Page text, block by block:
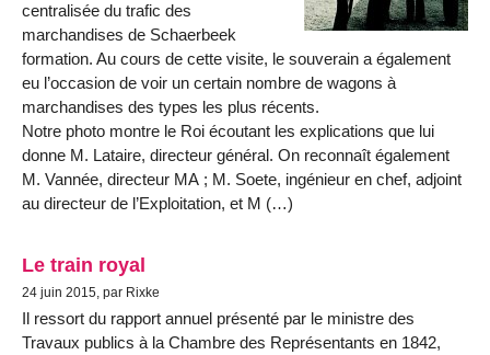
centralisée du trafic des
marchandises de Schaerbeek
formation. Au cours de cette visite, le souverain a également
eu l’occasion de voir un certain nombre de wagons à
marchandises des types les plus récents.
Notre photo montre le Roi écoutant les explications que lui
donne M. Lataire, directeur général. On reconnaît également
M. Vannée, directeur MA ; M. Soete, ingénieur en chef, adjoint
au directeur de l’Exploitation, et M (…)
Le train royal
24 juin 2015, par Rixke
Il ressort du rapport annuel présenté par le ministre des
Travaux publics à la Chambre des Représentants en 1842,